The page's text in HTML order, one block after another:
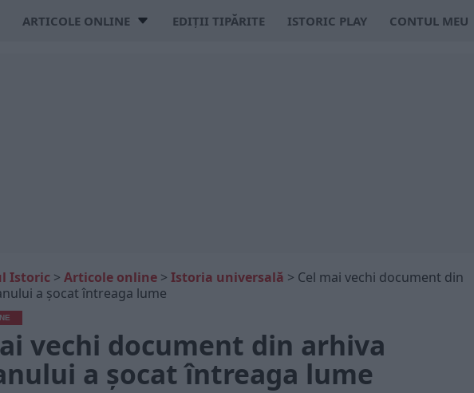
ARTICOLE ONLINE EDIȚII TIPĂRITE ISTORIC PLAY CONTUL MEU
Istoric > Articole online > Istoria universală > Cel mai vechi document din
a șocat întreaga lume
vechi document din arhiva
a șocat întreaga lume